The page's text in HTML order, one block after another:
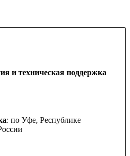
и техническая поддержка
: по Уфе, Республике